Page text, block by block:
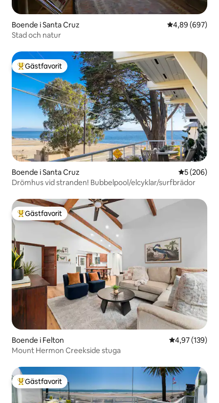
Boende i Santa Cruz 4,89 av 5 i
4,89 (697)
Stad och natur
Populär gästfavorit
Gästfavorit
Boende i Santa Cruz 5 av 5 i
5 (206)
Drömhus vid stranden! Bubbelpool/elcyklar/surfbrädor
Populär gästfavorit
Gästfavorit
Boende i Felton 4,97 av 5 i
4,97 (139)
Mount Hermon Creekside stuga
Populär gästfavorit
Gästfavorit